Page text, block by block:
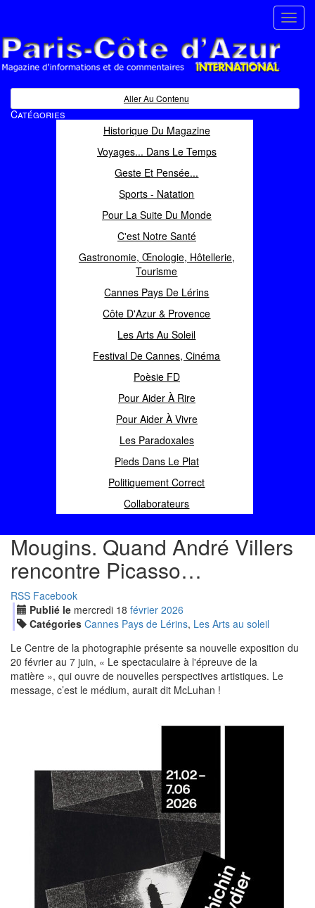
Magazine d'informations et de commentaires
Aller Au Contenu
Catégories
Historique Du Magazine
Voyages... Dans Le Temps
Geste Et Pensée...
Sports - Natation
Pour La Suite Du Monde
C'est Notre Santé
Gastronomie, Œnologie, Hôtellerie,
Tourisme
Cannes Pays De Lérins
Côte D'Azur & Provence
Les Arts Au Soleil
Festival De Cannes, Cinéma
Poèsie FD
Pour Aider À Rire
Pour Aider À Vivre
Les Paradoxales
Pieds Dans Le Plat
Politiquement Correct
Collaborateurs
Mougins. Quand André Villers
rencontre Picasso…
RSS Facebook
Publié le mercredi 18 février 2026
Catégories Cannes Pays de Lérins, Les Arts au soleil
Le Centre de la photographie présente sa nouvelle exposition du
20 février au 7 juin, « Le spectaculaire à l'épreuve de la
matière », qui ouvre de nouvelles perspectives artistiques. Le
message, c’est le médium, aurait dit McLuhan !